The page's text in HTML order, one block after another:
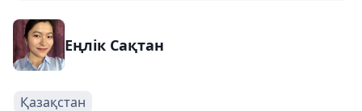
Еңлік Сақтан
Қазақстан